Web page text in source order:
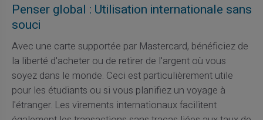
Penser global : Utilisation internationale sans
souci
Avec une carte supportée par Mastercard, bénéficiez de
la liberté d'acheter ou de retirer de l'argent où vous
soyez dans le monde. Ceci est particulièrement utile
pour les étudiants ou si vous planifiez un voyage à
l'étranger. Les virements internationaux facilitent